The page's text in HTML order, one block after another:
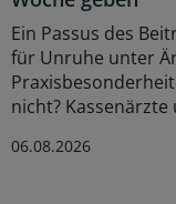
Ein Passus des
für Unruhe unter
nicht?
06.08.2026